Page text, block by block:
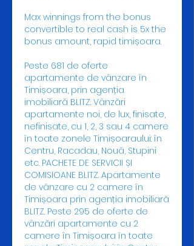
Max winnings from the bonus
convertible to real cash is 5x the
bonus amount, rapid timișoara.
Peste 681 de oferte
apartamente de vânzare în
Timișoara, prin agenția
imobiliară BLITZ. Vânzări
apartamente noi, de lux, finisate,
nefinisate, cu 1, 2, 3 sau 4 camere
în toate zonele Timișoaraului: în
Centru, Racadau, Nouă, Stupini
etc. PACHETE DE SERVICII ȘI
COMISIOANE BLITZ. Apartamente
de vânzare cu 2 camere în
Timișoara prin agenția imobiliară
BLITZ. Peste 295 de oferte de
vânzări apartamente cu 2
camere în Timișoara în toate